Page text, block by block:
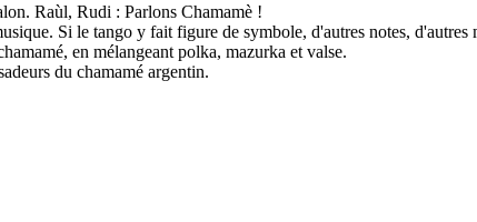
Raùl, Rudi : Parlons Chamamè !
Si le tango y fait figure de symbole, d'autres notes,
en mélangeant polka, mazurka et valse.
du chamamé argentin.